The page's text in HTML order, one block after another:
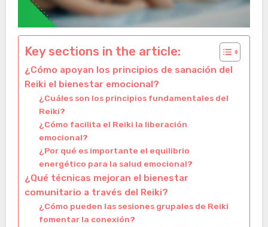
Key sections in the article:
¿Cómo apoyan los principios de sanación del
Reiki el bienestar emocional?
¿Cuáles son los principios fundamentales del
Reiki?
¿Cómo facilita el Reiki la liberación
emocional?
¿Por qué es importante el equilibrio
energético para la salud emocional?
¿Qué técnicas mejoran el bienestar
comunitario a través del Reiki?
¿Cómo pueden las sesiones grupales de Reiki
fomentar la conexión?